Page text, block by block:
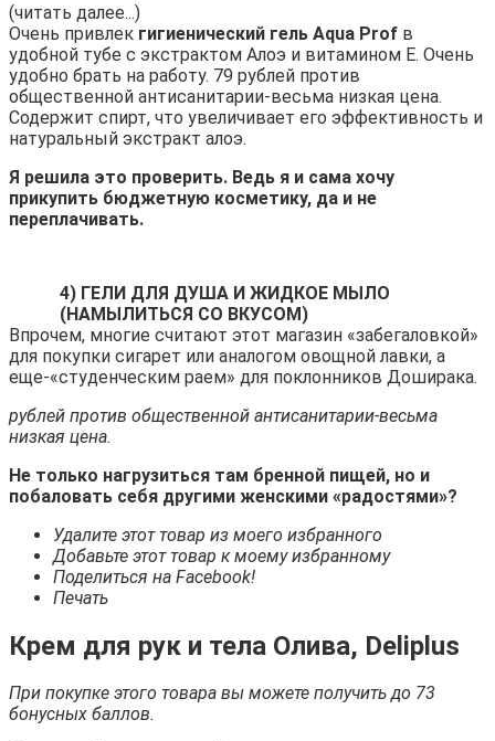
(читать далее...)
Очень привлек гигиенический гель Aqua Prof в
удобной тубе с экстрактом Алоэ и витамином E. Очень
удобно брать на работу. 79 рублей против
общественной антисанитарии-весьма низкая цена.
Содержит спирт, что увеличивает его эффективность и
натуральный экстракт алоэ.
Я решила это проверить. Ведь я и сама хочу
прикупить бюджетную косметику, да и не
переплачивать.
4) ГЕЛИ ДЛЯ ДУША И ЖИДКОЕ МЫЛО
(НАМЫЛИТЬСЯ СО ВКУСОМ)
Впрочем, многие считают этот магазин «забегаловкой»
для покупки сигарет или аналогом овощной лавки, а
еще-«студенческим раем» для поклонников Доширака.
рублей против общественной антисанитарии-весьма
низкая цена.
Не только нагрузиться там бренной пищей, но и
побаловать себя другими женскими «радостями»?
Удалите этот товар из моего избранного
Добавьте этот товар к моему избранному
Поделиться на Facebook!
Печать
Крем для рук и тела Олива, Deliplus
При покупке этого товара вы можете получить до 73
бонусных баллов.